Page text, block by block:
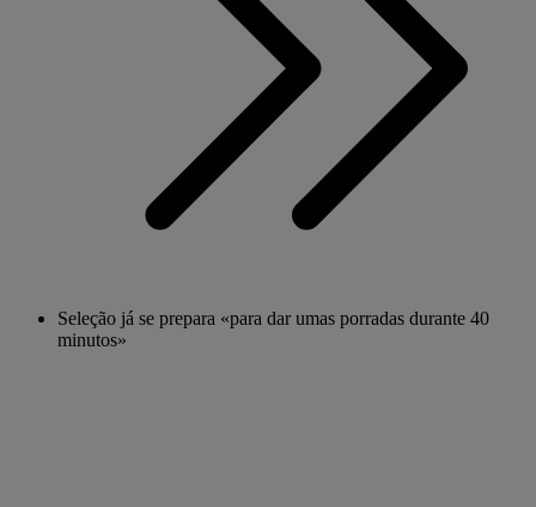
Seleção já se prepara «para dar umas porradas durante 40
minutos»